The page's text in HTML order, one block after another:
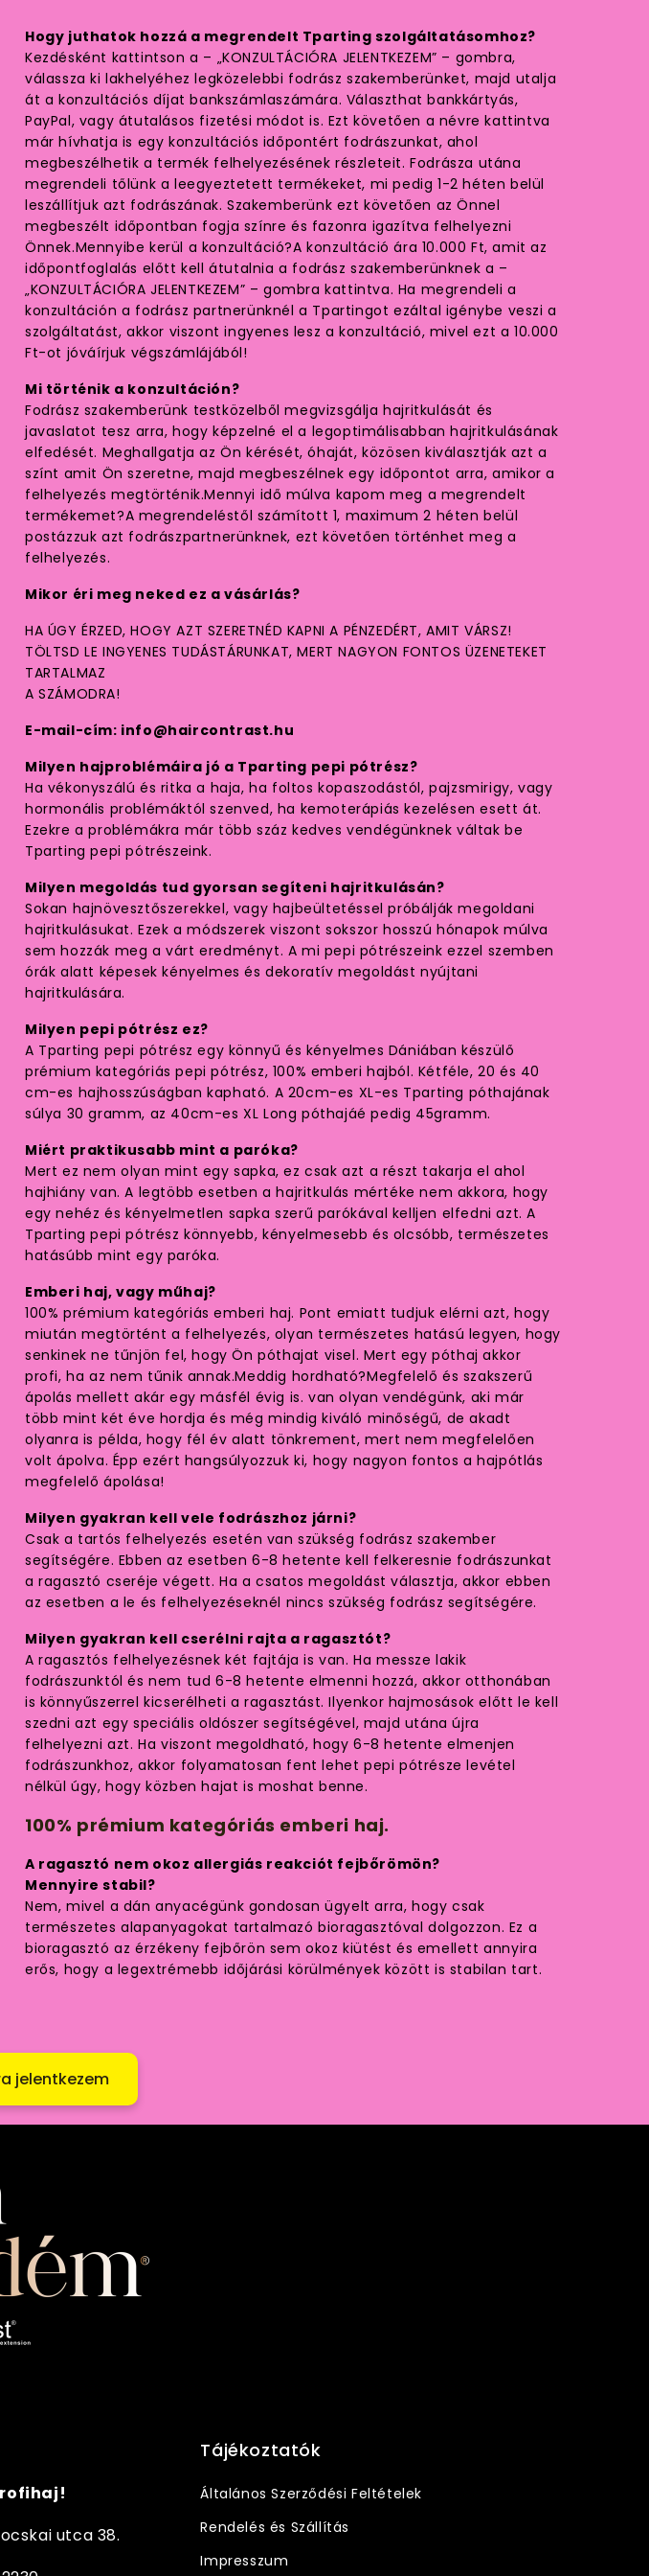
Hogy juthatok hozzá a megrendelt Tparting szolgáltatásomhoz?
Kezdésként kattintson a – „KONZULTÁCIÓRA JELENTKEZEM” – gombra,
válassza ki lakhelyéhez legközelebbi fodrász szakemberünket, majd utalja
át a konzultációs díjat bankszámlaszámára. Választhat bankkártyás,
PayPal, vagy átutalásos fizetési módot is. Ezt követően a névre kattintva
már hívhatja is egy konzultációs időpontért fodrászunkat, ahol
megbeszélhetik a termék felhelyezésének részleteit. Fodrásza utána
megrendeli tőlünk a leegyeztetett termékeket, mi pedig 1-2 héten belül
leszállítjuk azt fodrászának. Szakemberünk ezt követően az Önnel
megbeszélt időpontban fogja színre és fazonra igazítva felhelyezni
Önnek.Mennyibe kerül a konzultáció?A konzultáció ára 10.000 Ft, amit az
időpontfoglalás előtt kell átutalnia a fodrász szakemberünknek a –
„KONZULTÁCIÓRA JELENTKEZEM” – gombra kattintva. Ha megrendeli a
konzultáción a fodrász partnerünknél a Tpartingot ezáltal igénybe veszi a
szolgáltatást, akkor viszont ingyenes lesz a konzultáció, mivel ezt a 10.000
Ft-ot jóváírjuk végszámlájából!
Mi történik a konzultáción?
Fodrász szakemberünk testközelből megvizsgálja hajritkulását és
javaslatot tesz arra, hogy képzelné el a legoptimálisabban hajritkulásának
elfedését. Meghallgatja az Ön kérését, óhaját, közösen kiválasztják azt a
színt amit Ön szeretne, majd megbeszélnek egy időpontot arra, amikor a
felhelyezés megtörténik.Mennyi idő múlva kapom meg a megrendelt
termékemet?A megrendeléstől számított 1, maximum 2 héten belül
postázzuk azt fodrászpartnerünknek, ezt követően történhet meg a
felhelyezés.
Mikor éri meg neked ez a vásárlás?
HA ÚGY ÉRZED, HOGY AZT SZERETNÉD KAPNI A PÉNZEDÉRT, AMIT VÁRSZ!
TÖLTSD LE INGYENES TUDÁSTÁRUNKAT, MERT NAGYON FONTOS ÜZENETEKET
TARTALMAZ
A SZÁMODRA!
E-mail-cím: info@haircontrast.hu
Milyen hajproblémáira jó a Tparting pepi pótrész?
Ha vékonyszálú és ritka a haja, ha foltos kopaszodástól, pajzsmirigy, vagy
hormonális problémáktól szenved, ha kemoterápiás kezelésen esett át.
Ezekre a problémákra már több száz kedves vendégünknek váltak be
Tparting pepi pótrészeink.
Milyen megoldás tud gyorsan segíteni hajritkulásán?
Sokan hajnövesztőszerekkel, vagy hajbeültetéssel próbálják megoldani
hajritkulásukat. Ezek a módszerek viszont sokszor hosszú hónapok múlva
sem hozzák meg a várt eredményt. A mi pepi pótrészeink ezzel szemben
órák alatt képesek kényelmes és dekoratív megoldást nyújtani
hajritkulására.
Milyen pepi pótrész ez?
A Tparting pepi pótrész egy könnyű és kényelmes Dániában készülő
prémium kategóriás pepi pótrész, 100% emberi hajból. Kétféle, 20 és 40
cm-es hajhosszúságban kapható. A 20cm-es XL-es Tparting póthajának
súlya 30 gramm, az 40cm-es XL Long póthajáé pedig 45gramm.
Miért praktikusabb mint a paróka?
Mert ez nem olyan mint egy sapka, ez csak azt a részt takarja el ahol
hajhiány van. A legtöbb esetben a hajritkulás mértéke nem akkora, hogy
egy nehéz és kényelmetlen sapka szerű parókával kelljen elfedni azt. A
Tparting pepi pótrész könnyebb, kényelmesebb és olcsóbb, természetes
hatásúbb mint egy paróka.
Emberi haj, vagy műhaj?
100% prémium kategóriás emberi haj. Pont emiatt tudjuk elérni azt, hogy
miután megtörtént a felhelyezés, olyan természetes hatású legyen, hogy
senkinek ne tűnjön fel, hogy Ön póthajat visel. Mert egy póthaj akkor
profi, ha az nem tűnik annak.Meddig hordható?Megfelelő és szakszerű
ápolás mellett akár egy másfél évig is. van olyan vendégünk, aki már
több mint két éve hordja és még mindig kiváló minőségű, de akadt
olyanra is példa, hogy fél év alatt tönkrement, mert nem megfelelően
volt ápolva. Épp ezért hangsúlyozzuk ki, hogy nagyon fontos a hajpótlás
megfelelő ápolása!
Milyen gyakran kell vele fodrászhoz járni?
Csak a tartós felhelyezés esetén van szükség fodrász szakember
segítségére. Ebben az esetben 6-8 hetente kell felkeresnie fodrászunkat
a ragasztó cseréje végett. Ha a csatos megoldást választja, akkor ebben
az esetben a le és felhelyezéseknél nincs szükség fodrász segítségére.
Milyen gyakran kell cserélni rajta a ragasztót?
A ragasztós felhelyezésnek két fajtája is van. Ha messze lakik
fodrászunktól és nem tud 6-8 hetente elmenni hozzá, akkor otthonában
is könnyűszerrel kicserélheti a ragasztást. Ilyenkor hajmosások előtt le kell
szedni azt egy speciális oldószer segítségével, majd utána újra
felhelyezni azt. Ha viszont megoldható, hogy 6-8 hetente elmenjen
fodrászunkhoz, akkor folyamatosan fent lehet pepi pótrésze levétel
nélkül úgy, hogy közben hajat is moshat benne.
100% prémium kategóriás emberi haj.
A ragasztó nem okoz allergiás reakciót fejbőrömön?
Mennyire stabil?
Nem, mivel a dán anyacégünk gondosan ügyelt arra, hogy csak
természetes alapanyagokat tartalmazó bioragasztóval dolgozzon. Ez a
bioragasztó az érzékeny fejbőrön sem okoz kiütést és emellett annyira
erős, hogy a legextrémebb időjárási körülmények között is stabilan tart.
jelentkezem
utca 38.
Tájékoztatók
Általános Szerződési Feltételek
Rendelés és Szállítás
Impresszum